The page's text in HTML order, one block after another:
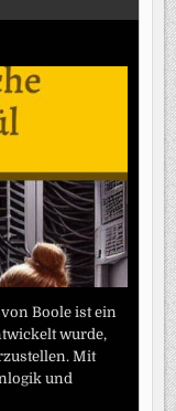
Boole ist ein
wurde,
Mit
und